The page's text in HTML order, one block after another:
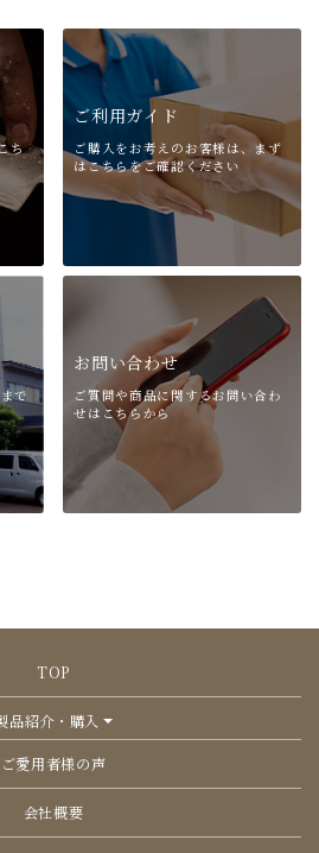
ち
ご利用ガイド
ご購入をお考えのお客様は、まず
はこちらをご確認ください
で
お問い合わせ
ご質問や商品に関するお問い合わ
せはこちらから
TOP
品紹介・購入
ご愛用者様の声
会社概要